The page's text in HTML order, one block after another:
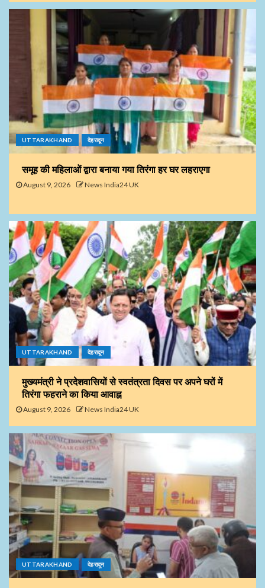
UTTARAKHAND देहरादून
समूह की महिलाओं द्वारा बनाया गया तिरंगा हर घर लहराएगा
August 9, 2026 News India24 UK
UTTARAKHAND देहरादून
मुख्यमंत्री ने प्रदेशवासियों से स्वतंत्रता दिवस पर अपने घरों में
तिरंगा फहराने का किया आवाह्न
August 9, 2026 News India24 UK
UTTARAKHAND देहरादून